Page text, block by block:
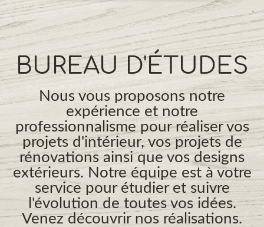
BUREAU D'ÉTUDES
Nous vous proposons notre
expérience et notre
professionnalisme pour réaliser vos
projets d'intérieur, vos projets de
rénovations ainsi que vos designs
extérieurs. Notre équipe est à votre
service pour étudier et suivre
l'évolution de toutes vos idées.
Venez découvrir nos réalisations.